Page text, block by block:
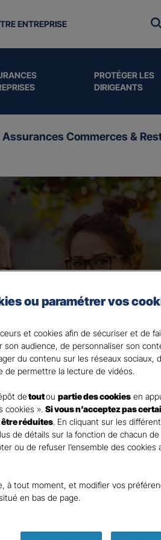
PROTÉGER LES
DIRIGEANTS
ENTREPRISE
Assurances Commerces &
DE DEVIS
ou paramétrer vos
et cookies afin de sécuriser et de
audience, de personnaliser son
du contenu sur les réseaux sociaux,
de permettre la lecture de vidéos.
detoutou partie des cookies en
cookies ». Si vous n’acceptez pas
réduites. En cliquant sur les
de détails sur la fonction de chacun
ou de refuser l’ensemble des cookies
à tout moment, et modifier vos
en bas de page.